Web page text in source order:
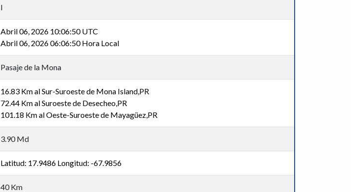
I
Abril 06, 2026 10:06:50 UTC
Abril 06, 2026 06:06:50 Hora Local
Pasaje de la Mona
16.83 Km al Sur-Suroeste de Mona Island,PR
72.44 Km al Suroeste de Desecheo,PR
101.18 Km al Oeste-Suroeste de Mayagüez,PR
3.90 Md
Latitud: 17.9486 Longitud: -67.9856
40 Km